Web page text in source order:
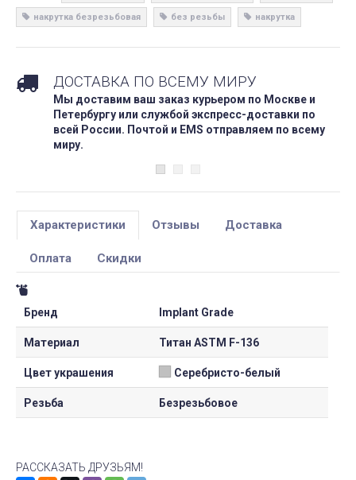
накрутка безрезьбовая без резьбы накрутка
ДОСТАВКА ПО ВСЕМУ МИРУ
Мы доставим ваш заказ курьером по Москве и
Петербургу или службой экспресс-доставки по
всей России. Почтой и EMS отправляем по всему
миру.
Характеристики Отзывы Доставка
Оплата Скидки
Бренд Implant Grade
Материал Титан ASTM F-136
Цвет украшения Серебристо-белый
Резьба Безрезьбовое
РАССКАЗАТЬ ДРУЗЬЯМ!